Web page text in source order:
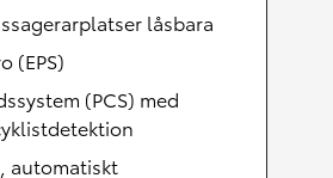
låsbara
(EPS)
(PCS) med
automatiskt